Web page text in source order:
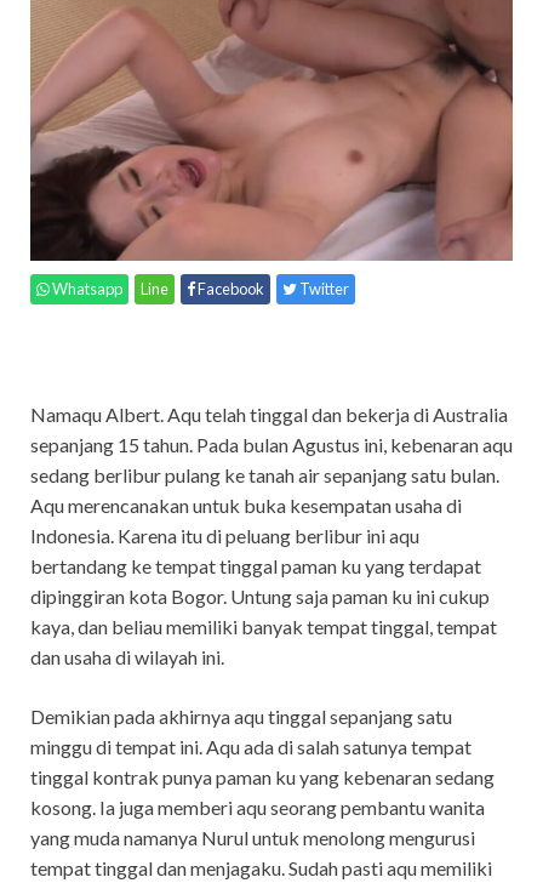
Whatsapp Line Facebook Twitter
Namaqu Albert. Aqu telah tinggal dan bekerja di Australia
sepanjang 15 tahun. Pada bulan Agustus ini, kebenaran aqu
sedang berlibur pulang ke tanah air sepanjang satu bulan.
Aqu merencanakan untuk buka kesempatan usaha di
Indonesia. Karena itu di peluang berlibur ini aqu
bertandang ke tempat tinggal paman ku yang terdapat
dipinggiran kota Bogor. Untung saja paman ku ini cukup
kaya, dan beliau memiliki banyak tempat tinggal, tempat
dan usaha di wilayah ini.
Demikian pada akhirnya aqu tinggal sepanjang satu
minggu di tempat ini. Aqu ada di salah satunya tempat
tinggal kontrak punya paman ku yang kebenaran sedang
kosong. Ia juga memberi aqu seorang pembantu wanita
yang muda namanya Nurul untuk menolong mengurusi
tempat tinggal dan menjagaku. Sudah pasti aqu memiliki